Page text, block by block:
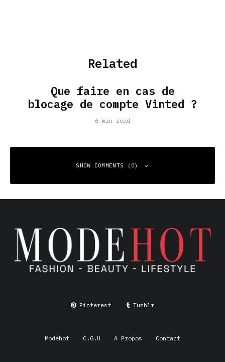
Related
Que faire en cas de
blocage de compte Vinted ?
6 min read
SHOW COMMENTS (0)
Your email address will not be published.
Required fields
are marked*
Comment*
Pinterest Tumblr
Modehot C.G.U A Propos Contact